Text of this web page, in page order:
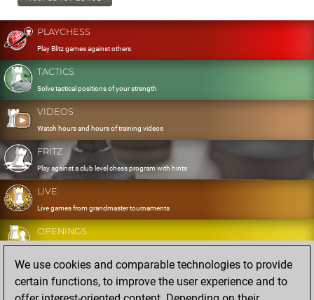
PLAYCHESS
Play Blitz games against others
TACTICS
Solve tactical positions of your strength
VIDEOS
Watch hours and hours of training videos
FRITZ
Play against a club level chess program with hints
LIVE
Live games from grandmaster tournaments
OPENINGS
Develop and exercise your openings
DATABASE
Eight million strong games
We use cookies and comparable technologies to provide
certain functions, to improve the user experience and to